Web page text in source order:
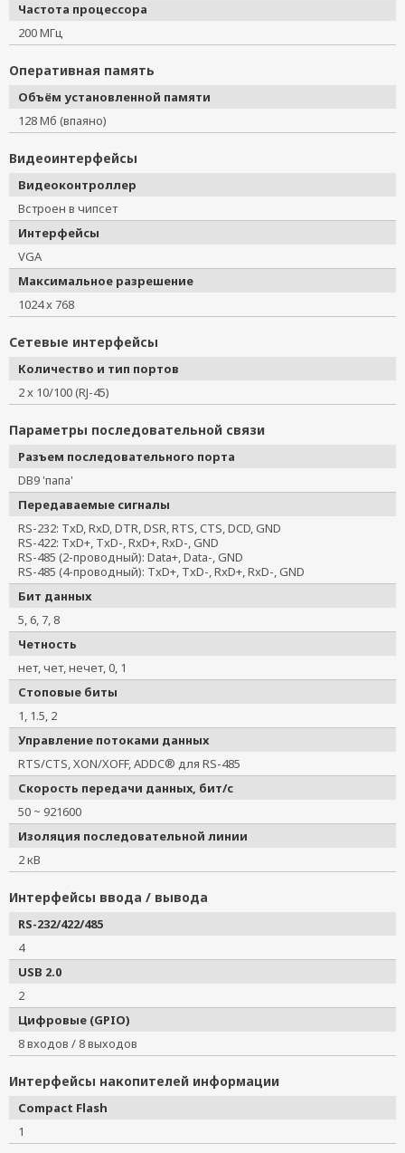
Частота процессора
200 МГц
Оперативная память
Объём установленной памяти
128 Мб (впаяно)
Видеоинтерфейсы
Видеоконтроллер
Встроен в чипсет
Интерфейсы
VGA
Максимальное разрешение
1024 x 768
Сетевые интерфейсы
Количество и тип портов
2 x 10/100 (RJ-45)
Параметры последовательной связи
Разъем последовательного порта
DB9 'папа'
Передаваемые сигналы
RS-232: TxD, RxD, DTR, DSR, RTS, CTS, DCD, GND
RS-422: TxD+, TxD-, RxD+, RxD-, GND
RS-485 (2-проводный): Data+, Data-, GND
RS-485 (4-проводный): TxD+, TxD-, RxD+, RxD-, GND
Бит данных
5, 6, 7, 8
Четность
нет, чет, нечет, 0, 1
Стоповые биты
1, 1.5, 2
Управление потоками данных
RTS/CTS, XON/XOFF, ADDC® для RS-485
Скорость передачи данных, бит/с
50 ~ 921600
Изоляция последовательной линии
2 кВ
Интерфейсы ввода / вывода
RS-232/422/485
4
USB 2.0
2
Цифровые (GPIO)
8 входов / 8 выходов
Интерфейсы накопителей информации
Compact Flash
1